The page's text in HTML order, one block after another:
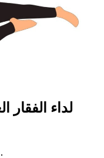
اشعر بسلام عميق.